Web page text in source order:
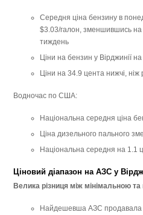
Середня ціна бензину в
$3.03/галон, зменшившись на
тиждень
Ціни на бензин у Вірджинії
Ціни на 34.9 цента нижчі, ніж
Водночас по США:
Національна середня ціна
Ціна дизельного пального
Національна середня на 1.1
Ціновий діапазон на АЗС у
Велика різниця між мінімальною
Найдешевша АЗС продавала